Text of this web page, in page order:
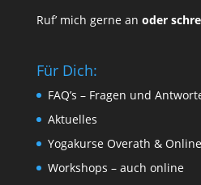
Ruf’ mich gerne an oder
Für Dich:
FAQ’s – Fragen und
Aktuelles
Yogakurse Overath & Online
Workshops – auch online